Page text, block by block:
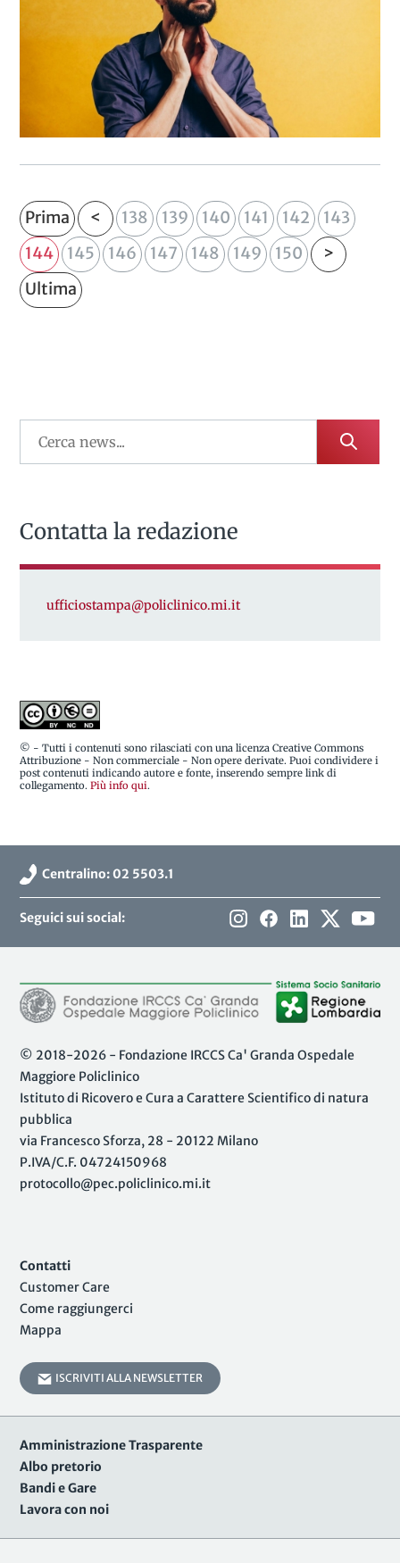
Prima < 138 139 140 141 142
143
144
145 146 147 148 149 150
>
Ultima
Contatta la redazione
ufficiostampa@policlinico.mi.it
© - Tutti i contenuti sono rilasciati con una licenza Creative Commons
Attribuzione - Non commerciale - Non opere derivate. Puoi condividere i
post contenuti indicando autore e fonte, inserendo sempre link di
collegamento.Più info qui.
Centralino: 02 5503.1
Seguici sui social:
© 2018-2026 - Fondazione IRCCS Ca' Granda Ospedale
Maggiore Policlinico
Istituto di Ricovero e Cura a Carattere Scientifico di natura
pubblica
via Francesco Sforza, 28 - 20122 Milano
P.IVA/C.F. 04724150968
protocollo@pec.policlinico.mi.it
Contatti
Customer Care
Come raggiungerci
Mappa
ISCRIVITI ALLA NEWSLETTER
Amministrazione Trasparente
Albo pretorio
Bandi e Gare
Lavora con noi